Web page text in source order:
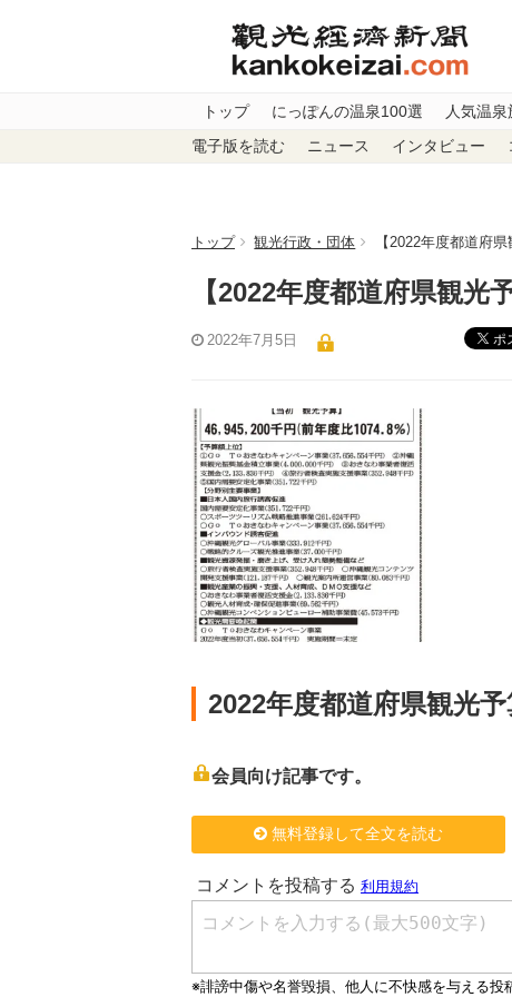
トップ にっぽんの温泉100選 人気温
電子版を読む ニュース インタビュー
トップ 観光行政・団体 【2022年度都道府
【2022年度都道府県観
2022年7月5日 ポ
2022年度都道府県観光
会員向け記事です。
無料登録して全文を読む